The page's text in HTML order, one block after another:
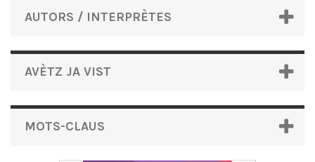
AUTORS / INTERPRÈTES
AVÈTZ JA VIST
MOTS-CLAUS